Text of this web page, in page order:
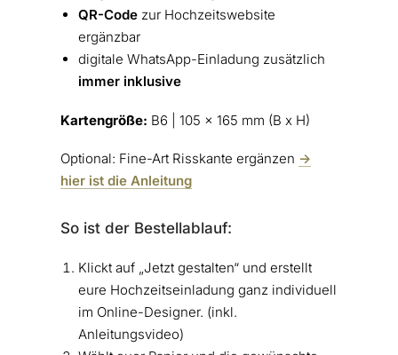
QR-Codezur Hochzeitswebsite
ergänzbar
digitale WhatsApp-Einladung zusätzlich
immer inklusive
Kartengröße: B6 | 105 x 165 mm (B x H)
Optional: Fine-Art Risskante ergänzen ->
hier ist die Anleitung
So ist der Bestellablauf:
Klickt auf „Jetzt gestalten“ und erstellt
eure Hochzeitseinladung ganz individuell
im Online-Designer. (inkl.
Anleitungsvideo)